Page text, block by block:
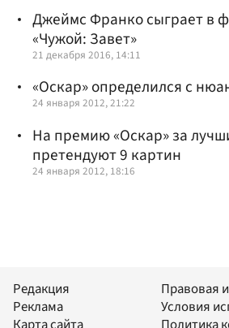
Джеймс Франко сыграет в
«Чужой: Завет»
21 декабря 2016, 14:11
«Оскар» определился с
24 января 2012, 21:22
На премию «Оскар» за
претендуют 9 картин
24 января 2012, 18:16
Редакция
Реклама
Правовая
Условия